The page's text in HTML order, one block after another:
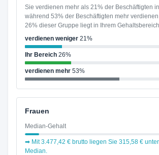
Sie verdienen mehr als 21% der Beschäftigten
während 53% der Beschäftigten mehr
26% dieser Gruppe liegt in Ihrem
verdienen weniger21%
Ihr Bereich26%
verdienen mehr53%
Frauen
Median-Gehalt
➡ Mit 3.477,42 € brutto liegen Sie 315,58 €
Median.